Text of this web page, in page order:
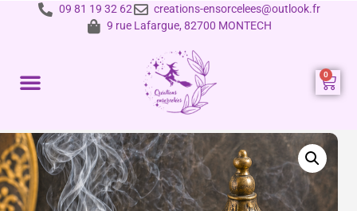
09 81 19 32 62
creations-ensorcelees@outlook.fr
9 rue Lafargue, 82700 MONTECH